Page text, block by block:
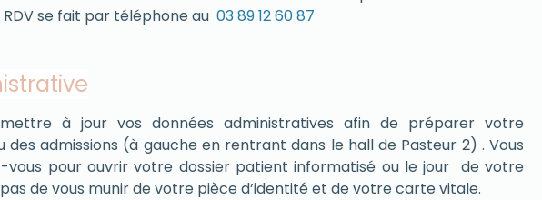
RDV se fait par téléphone au 03 89 12 60 87
à jour vos données administratives afin de préparer votre
des admissions (à gauche en rentrant dans le hall de Pasteur 2) . Vous
vous pour ouvrir votre dossier patient informatisé ou le jour de votre
de vous munir de votre pièce d’identité et de votre carte vitale.